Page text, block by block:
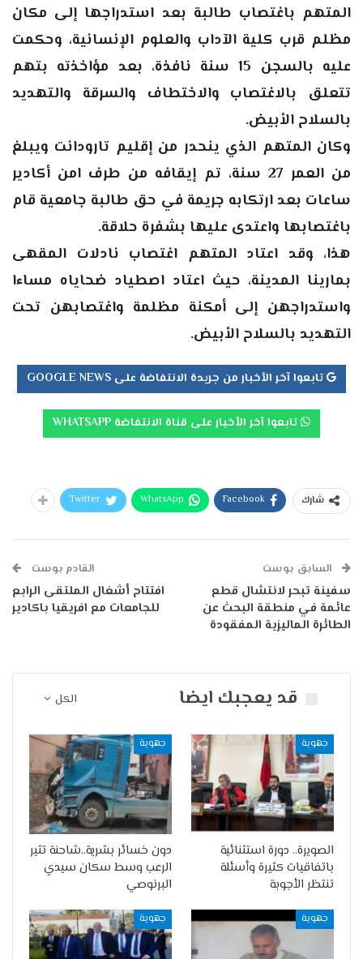
المتهم باغتصاب طالبة بعد استدراجها إلى مكان
مظلم قرب كلية الآداب والعلوم الإنسانية، وحكمت
عليه بالسجن 15 سنة نافذة، بعد مؤاخذته بتهم
تتعلق بالاغتصاب والاختطاف والسرقة والتهديد
بالسلاح الأبيض.
وكان المتهم الذي ينحدر من إقليم تارودانت ويبلغ
من العمر 27 سنة، تم إيقافه من طرف امن أكادير
ساعات بعد ارتكابه جريمة في حق طالبة جامعية قام
باغتصابها واعتدى عليها بشفرة حلاقة.
هذا، وقد اعتاد المتهم اغتصاب نادلات المقهى
بمارينا المدينة، حيث اعتاد اصطياد ضحاياه مساءا
واستدراجهن إلى أمكنة مظلمة واغتصابهن تحت
التهديد بالسلاح الأبيض.
تابعوا آخر الأخبار من جريدة الانتفاضة على GOOGLE NEWS
تابعوا آخر الأخبار على قناة الانتفاضة WHATSAPP
شارك Facebook
WhatsApp
Twitter
السابق بوست
سفينة تبحر لانتشال قطع
عائمة في منطقة البحث عن
الطائرة الماليزية المفقودة
القادم بوست
افتتاح أشغال الملتقى الرابع
للجامعات مع افريقيا باكادير
الكل قد يعجبك ايضا
جهوية
الصويرة.. دورة استثنائية
باتفاقيات كثيرة وأسئلة
تنتظر الأجوبة
جهوية
دون خسائر بشرية..شاحنة تثير
الرعب وسط سكان سيدي
البرنوصي
جهوية جهوية